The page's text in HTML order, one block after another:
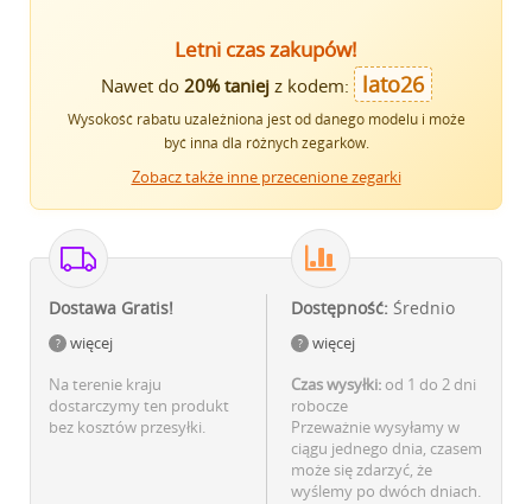
Letni czas zakupów!
Nawet do 20% taniejz kodem: lato26
Wysokość rabatu uzależniona jest od danego modelu i może
być inna dla różnych zegarków.
Zobacz także inne przecenione zegarki
Dostawa Gratis!
więcej
Na terenie kraju
dostarczymy ten produkt
bez kosztów przesyłki.
Dostępność: Średnio
więcej
Czas wysyłki: od 1 do 2 dni
robocze
Przeważnie wysyłamy w
ciągu jednego dnia, czasem
może się zdarzyć, że
wyślemy po dwóch dniach.